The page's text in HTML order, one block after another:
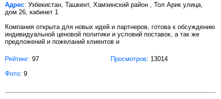
Адрес: Узбекистан, Ташкент, Хамзинский район , Тол Арик улица,
дом 26, кабинет 1
Компания открыта для новых идей и партнеров, готова к обсуждению
индивидуальной ценовой политики и условий поставок, а так же
предложений и пожеланий клиентов и
Рейтинг: 97 Просмотров: 13014
Фото: 9